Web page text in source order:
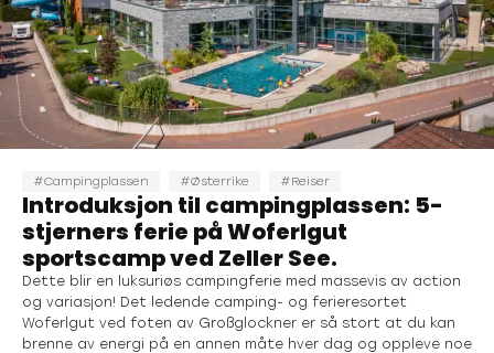
Campingplassen Østerrike Reiser
Introduksjon til campingplassen: 5-
stjerners ferie på Woferlgut
sportscamp ved Zeller See.
Dette blir en luksuriøs campingferie med massevis av action
og variasjon! Det ledende camping- og ferieresortet
Woferlgut ved foten av Großglockner er så stort at du kan
brenne av energi på en annen måte hver dag og oppleve noe